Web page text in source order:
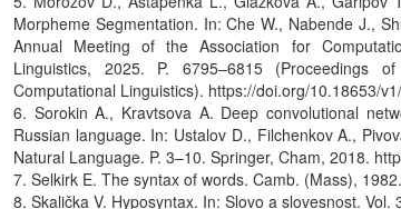
Morpheme Segmentation. In: Che W., Nabende J.,
Annual Meeting of the Association for
Linguistics, 2025. P. 6795–6815 (Proceedings
Computational Linguistics). https://doi.org/10.18653/
6. Sorokin A., Kravtsova A. Deep convolutional
Russian language. In: Ustalov D., Filchenkov A.,
Natural Language. P. 3–10. Springer, Cham, 2018.
7. Selkirk E. The syntax of words. Camb. (Mass),
8. Skalička V. Hyposyntax. In: Slovo a slovesnost. Vol.